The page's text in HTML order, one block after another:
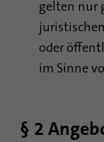
gelten nur
oder
im Sinne
§ 2
Zweck
Anbieter
Anbieter